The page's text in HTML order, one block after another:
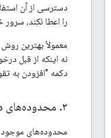
دسترسی از آن
را اعطا نکند، سرور
معمولاً بهترین
نه اینکه از قبل
دکمه "افزودن به
۳. محدوده‌های
محدوده‌های موجود